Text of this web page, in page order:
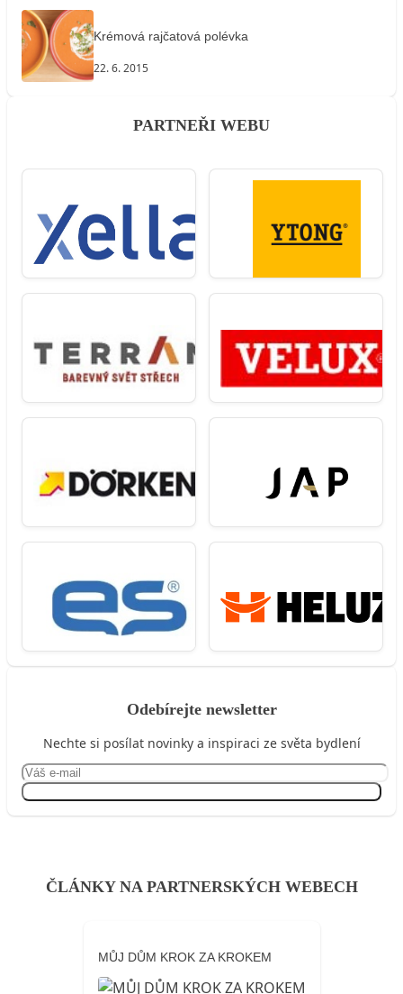
Krémová rajčatová polévka
22. 6. 2015
PARTNEŘI WEBU
Odebírejte newsletter
Nechte si posílat novinky a inspiraci ze světa bydlení
ČLÁNKY NA PARTNERSKÝCH WEBECH
MŮJ DŮM KROK ZA KROKEM